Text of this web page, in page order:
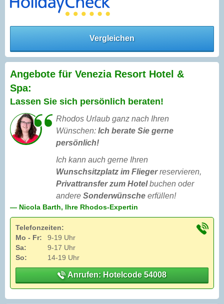
Vergleichen
Angebote für Venezia Resort Hotel &
Spa:
Lassen Sie sich persönlich beraten!
Rhodos Urlaub ganz nach Ihren
Wünschen: Ich berate Sie gerne
persönlich!
Ich kann auch gerne Ihren
Wunschsitzplatz im Fliegerreservieren,
Privattransfer zum Hotelbuchen oder
andere Sonderwünsche erfüllen!
— Nicola Barth, Ihre Rhodos-Expertin
Telefonzeiten:
Mo - Fr:
9-19 Uhr
Sa:
9-17 Uhr
So:
14-19 Uhr
Anrufen: Hotelcode 54008